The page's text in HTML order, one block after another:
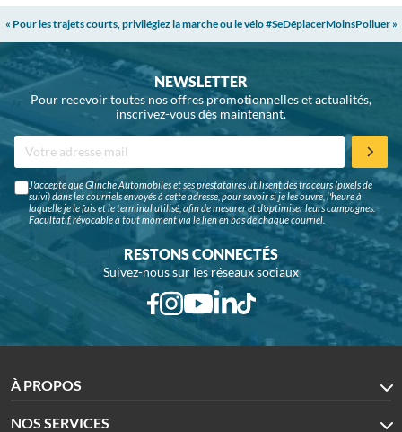
« Pour les trajets courts, privilégiez la marche ou le vélo #SeDéplacerMoinsPolluer »
NEWSLETTER
Pour recevoir toutes nos offres promotionnelles et actualités,
inscrivez-vous dès maintenant.
J'accepte que Glinche Automobiles et ses prestataires utilisent des traceurs (pixels de
suivi) dans les courriels envoyés à cette adresse, pour savoir si je les ouvre, l'heure à
laquelle je le fais et le terminal utilisé, afin de mesurer et d'optimiser leurs campagnes.
Facultatif, révocable à tout moment via le lien en bas de chaque courriel.
RESTONS CONNECTÉS
Suivez-nous sur les réseaux sociaux
À PROPOS
NOS SERVICES